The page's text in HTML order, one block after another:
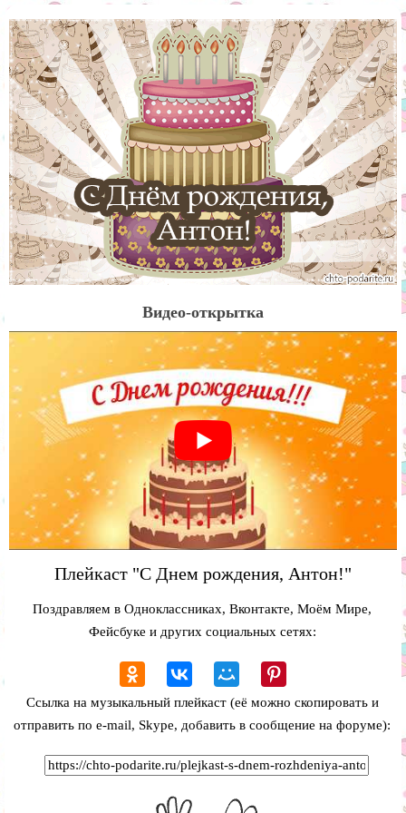
Видео-открытка
Плейкаст "С Днем рождения, Антон!"
Поздравляем в Одноклассниках, Вконтакте, Моём Мире,
Фейсбуке и других социальных сетях:
Ссылка на музыкальный плейкаст (её можно скопировать и
отправить по e-mail, Skype, добавить в сообщение на форуме):